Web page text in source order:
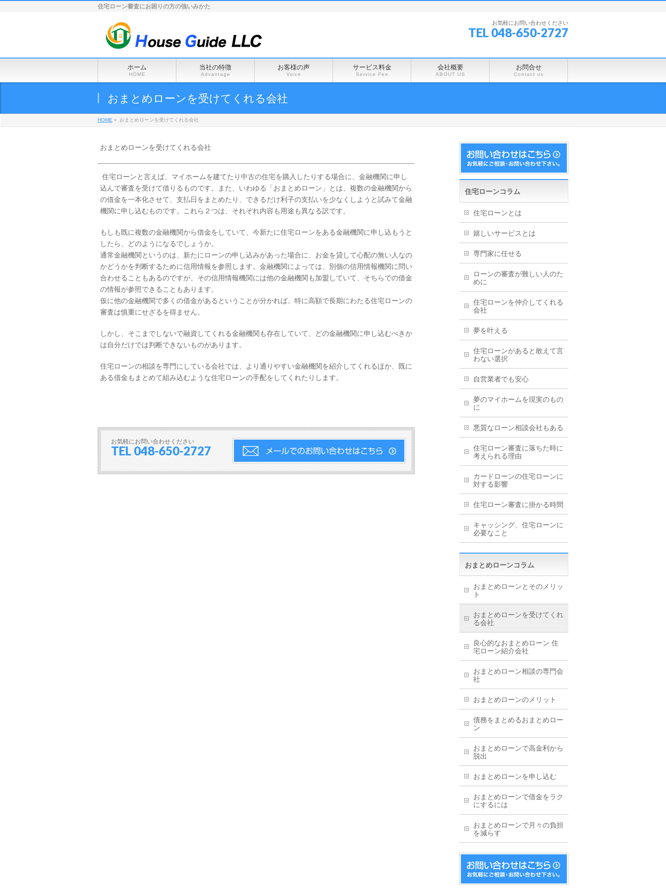
住宅ローン審査にお困りの方の強いみかた
お気軽にお問い合わせください
TEL 048-650-2727
ホーム
HOME
当社の特徴
Advantage
お客様の声
Voice
サービス料金
Service Fee
会社概要
ABOUT US
お問合せ
Contact us
おまとめローンを受けてくれる会社
HOME » おまとめローンを受けてくれる会社
おまとめローンを受けてくれる会社
住宅ローンと言えば、マイホームを建てたり中古の住宅を購入したりする場合に、金融機関に申し
込んで審査を受けて借りるものです。また、いわゆる「おまとめローン」とは、複数の金融機関から
の借金を一本化させて、支払日をまとめたり、できるだけ利子の支払いを少なくしようと試みて金融
機関に申し込むものです。これら２つは、それぞれ内容も用途も異なる訳です。
もしも既に複数の金融機関から借金をしていて、今新たに住宅ローンをある金融機関に申し込もうと
したら、どのようになるでしょうか。
通常金融機関というのは、新たにローンの申し込みがあった場合に、お金を貸して心配の無い人なの
かどうかを判断するために信用情報を参照します。金融機関によっては、別個の信用情報機関に問い
合わせることもあるのですが、その信用情報機関には他の金融機関も加盟していて、そちらでの借金
の情報が参照できることもあります。
仮に他の金融機関で多くの借金があるということが分かれば、特に高額で長期にわたる住宅ローンの
審査は慎重にせざるを得ません。
しかし、そこまでしないで融資してくれる金融機関も存在していて、どの金融機関に申し込むべきか
は自分だけでは判断できないものがあります。
住宅ローンの相談を専門にしている会社では、より通りやすい金融機関を紹介してくれるほか、既に
ある借金もまとめて組み込むような住宅ローンの手配をしてくれたりします。
お気軽にお問い合わせください
TEL 048-650-2727
住宅ローンコラム
住宅ローンとは
嬉しいサービスとは
専門家に任せる
ローンの審査が難しい人のた
めに
住宅ローンを仲介してくれる
会社
夢を叶える
住宅ローンがあると敢えて言
わない選択
自営業者でも安心
夢のマイホームを現実のもの
に
悪質なローン相談会社もある
住宅ローン審査に落ちた時に
考えられる理由
カードローンの住宅ローンに
対する影響
住宅ローン審査に掛かる時間
キャッシング、住宅ローンに
必要なこと
おまとめローンコラム
おまとめローンとそのメリッ
ト
おまとめローンを受けてくれ
る会社
良心的なおまとめローン 住
宅ローン紹介会社
おまとめローン相談の専門会
社
おまとめローンのメリット
債務をまとめるおまとめロー
ン
おまとめローンで高金利から
脱出
おまとめローンを申し込む
おまとめローンで借金をラク
にするには
おまとめローンで月々の負担
を減らす